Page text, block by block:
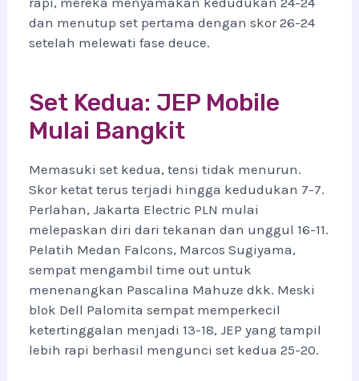
dan menutup set pertama dengan skor 26-24
setelah melewati fase deuce.
Set Kedua: JEP Mobile
Mulai Bangkit
Memasuki set kedua, tensi tidak menurun.
Skor ketat terus terjadi hingga kedudukan 7-7.
Perlahan, Jakarta Electric PLN mulai
melepaskan diri dari tekanan dan unggul 16-11.
Pelatih Medan Falcons, Marcos Sugiyama,
sempat mengambil time out untuk
menenangkan Pascalina Mahuze dkk. Meski
blok Dell Palomita sempat memperkecil
ketertinggalan menjadi 13-18, JEP yang tampil
lebih rapi berhasil mengunci set kedua 25-20.